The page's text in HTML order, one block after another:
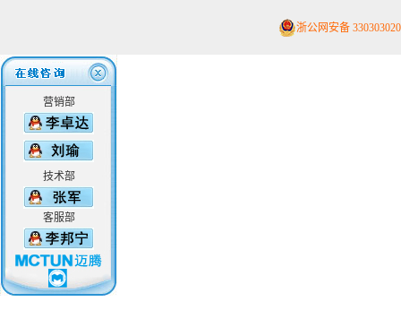
浙公网安备
营销部
技术部
客服部